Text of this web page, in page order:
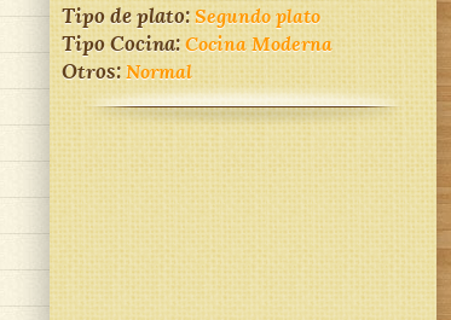
Tipo de plato:Segundo plato
Tipo Cocina:Cocina Moderna
Otros:Normal